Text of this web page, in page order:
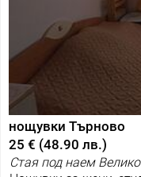
нощувки Търново
25 € (48.90 лв.)
Стая под наем